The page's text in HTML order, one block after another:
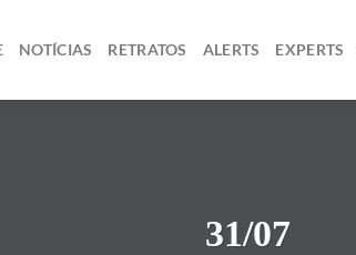
NOTÍCIAS RETRATOS ALERTS EXPERTS
31/07